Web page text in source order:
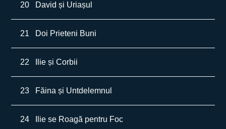
20 David și Uriașul
21 Doi Prieteni Buni
22 Ilie și Corbii
23 Făina și Untdelemnul
24 Ilie se Roagă pentru Foc